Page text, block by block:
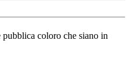
pubblica coloro che siano in